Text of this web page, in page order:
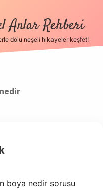
Anlar Rehberi
dolu neşeli hikayeler keşfet!
boya nedir sorusu